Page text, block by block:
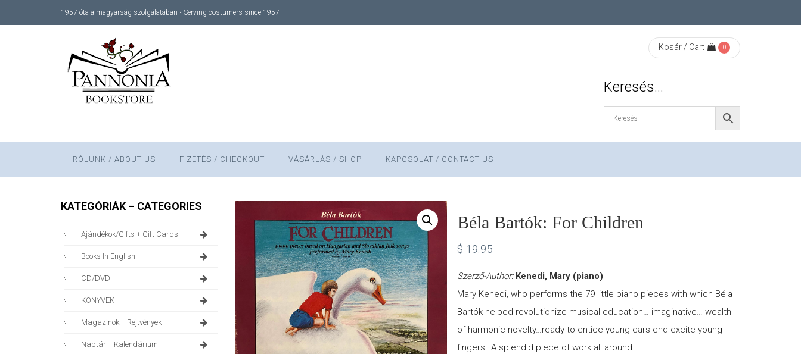
1957 óta a magyarság szolgálatában • Serving costumers since 1957
Kosár / Cart 0
Keresés…
RÓLUNK / ABOUT US FIZETÉS / CHECKOUT VÁSÁRLÁS / SHOP KAPCSOLAT / CONTACT US
Béla Bartók: For Children
$ 19.95
Szerző-Author: Kenedi, Mary (piano)
Mary Kenedi, who performs the 79 little piano pieces with which Béla
Bartók helped revolutionize musical education… imaginative… wealth
of harmonic novelty…ready to entice young ears end excite young
fingers…A splendid piece of work all around.
KATEGÓRIÁK – CATEGORIES
Ajándékok/gifts + Gift Cards
Books In English
CD/DVD
KÖNYVEK
Magazinok + Rejtvények
Naptár + Kalendárium